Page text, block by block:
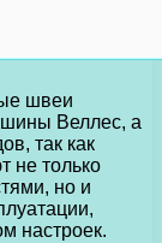
швеи
Веллес, а
так как
не только
но и
настроек.